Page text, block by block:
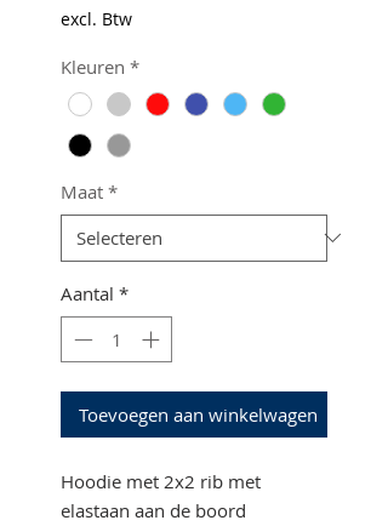
excl. Btw
Kleuren *
Maat *
Aantal *
Toevoegen aan winkelwagen
Hoodie met 2x2 rib met
elastaan aan de boord